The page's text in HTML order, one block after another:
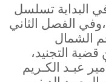
البداية تسلسل
،وفي الفصل الثاني
الشمال
التجنيد،
عبـد الكـريم